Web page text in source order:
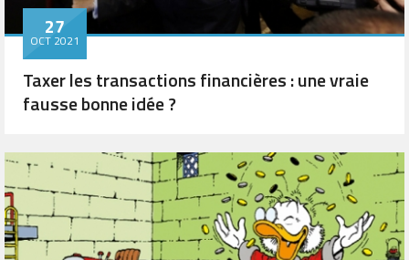
27
OCT 2021
Taxer les transactions financières : une vraie
fausse bonne idée ?